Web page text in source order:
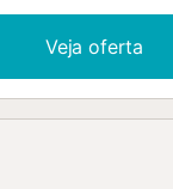
Duche/WC.
dispõe de:
cabelo. Adequado
Veja oferta